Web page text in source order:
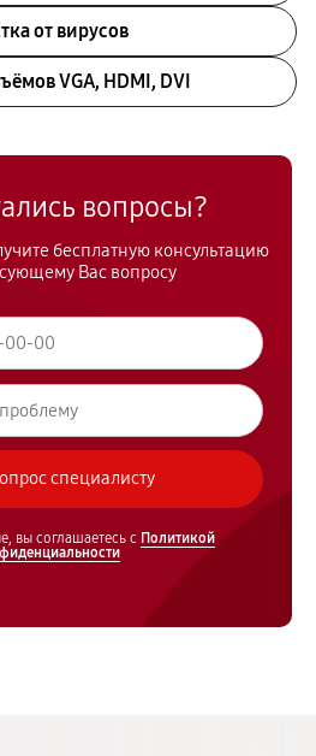
от вирусов
VGA, HDMI, DVI
вопросы?
бесплатную консультацию
Вас вопросу
вы соглашаетесь с Политикой